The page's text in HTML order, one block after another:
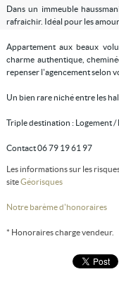
Dans un immeuble
rafraichir. Idéal pour les
Appartement aux beaux
charme authentique,
repenser l'agencement selon
Un bien rare niché entre les
Triple destination : Logement /
Contact 06 79 19 61 97
Les informations sur les
siteGéorisques
Notre barème d'honoraires
* Honoraires charge vendeur.